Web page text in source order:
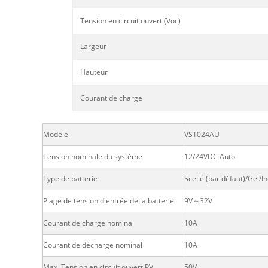
Tension en circuit ouvert (Voc)
Largeur
Hauteur
Courant de charge
Modèle VS1024AU
Tension nominale du système 12/24VDC Auto
Type de batterie Scellé (par défaut)/Gel/
Plage de tension d'entrée de la batterie 9V～32V
Courant de charge nominal 10A
Courant de décharge nominal 10A